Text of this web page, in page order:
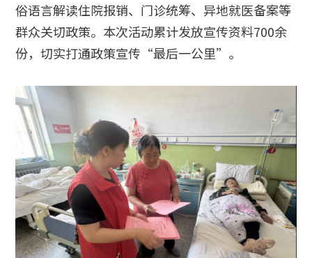
俗语言解读住院报销、门诊统筹、异地就医备案等
群众关切政策。本次活动累计发放宣传资料700余
份，切实打通政策宣传“最后一公里”。